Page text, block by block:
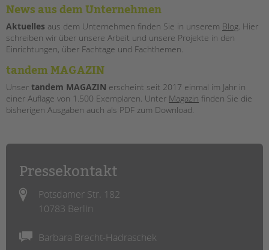
Förderzentren
Kollegs
EFöB
Tagesgruppen
HILFEN ZUR ERZIEHUNG
Zertfikatskurse
Seminarräume
Suchen
News aus dem Unternehmen
Aktuelles aus dem Unternehmen finden Sie in unserem Blog . Hier
schreiben wir über unsere Arbeit und unsere Projekte in den
Einrichtungen, über Fachtage und Fachthemen.
tandem MAGAZIN
Unser tandem MAGAZIN erscheint seit 2017 einmal im Jahr in
einer Auflage von 1.500 Exemplaren. Unter Magazin finden Sie die
bisherigen Ausgaben auch als PDF zum Download.
Pressekontakt
Potsdamer Str. 182
10783 Berlin
Barbara Brecht-Hadraschek